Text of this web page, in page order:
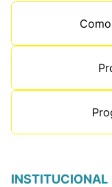
INSTITUCIONAL